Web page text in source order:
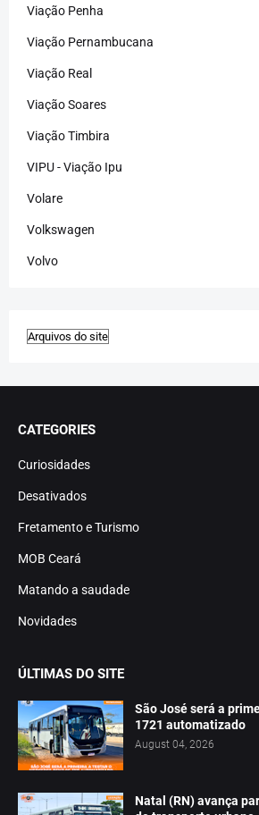
Viação Penha
Viação Pernambucana
Viação Real
Viação Soares
Viação Timbira
VIPU - Viação Ipu
Volare
Volkswagen
Volvo
CATEGORIES
Curiosidades
Desativados
Fretamento e Turismo
MOB Ceará
Matando a saudade
Novidades
ÚLTIMAS DO SITE
São José será a
1721 automatizado
August 04, 2026
Natal (RN) avança